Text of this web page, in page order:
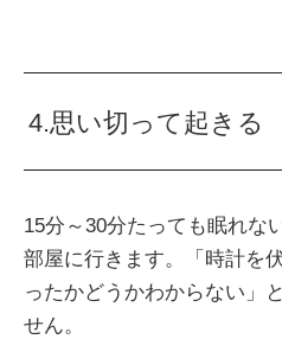
4.思い切って起きる
15分～30分たっても眠れな
部屋に行きます。「時計を
ったかどうかわからない」
せん。